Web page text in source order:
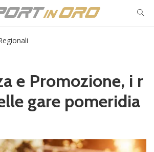
e Promozione, i r
gare pomeridia